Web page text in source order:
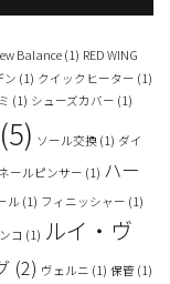
Balance (1) RED WING
ン (1) クイックヒーター (1)
(1) シューズカバー (1)
(5) ソール交換 (1) ダイ
ネールピンサー (1) ハー
ル (1) フィニッシャー (1)
コ (1) ルイ・ヴ
(2) ヴェルニ (1) 保管 (1)